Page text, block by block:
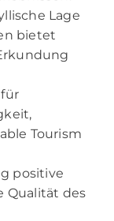
Lage
bietet
Tourism
positive
Qualität des